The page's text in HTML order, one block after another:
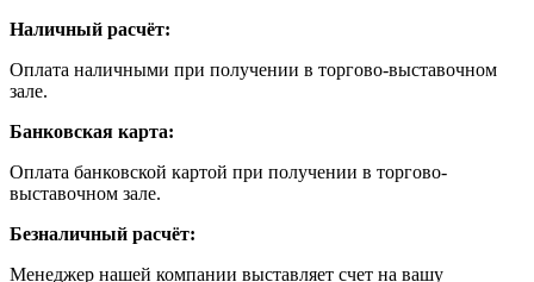
Наличный расчёт:
Оплата наличными при получении в торгово-выставочном
зале.
Банковская карта:
Оплата банковской картой при получении в торгово-
выставочном зале.
Безналичный расчёт:
Менеджер нашей компании выставляет счет на вашу